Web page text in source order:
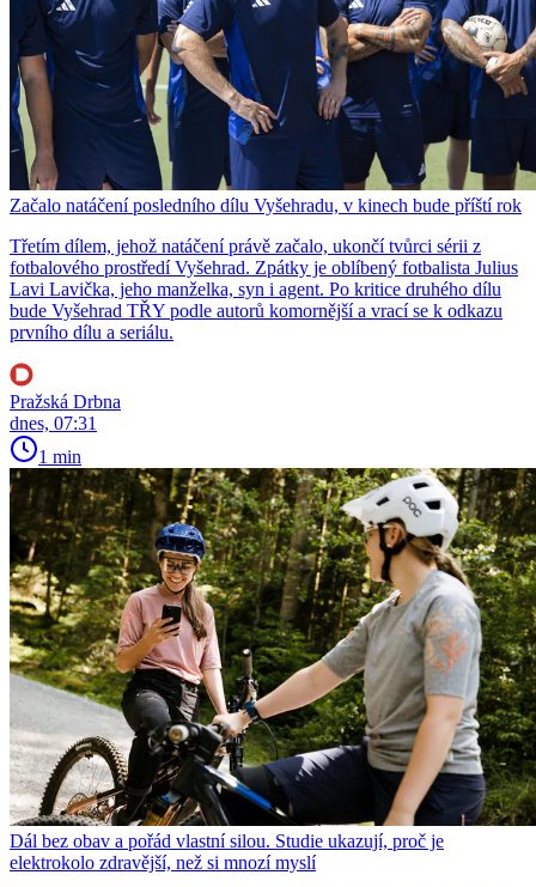
Začalo natáčení posledního dílu Vyšehradu, v kinech bude příští rok
Třetím dílem, jehož natáčení právě začalo, ukončí tvůrci sérii z
fotbalového prostředí Vyšehrad. Zpátky je oblíbený fotbalista Julius
Lavi Lavička, jeho manželka, syn i agent. Po kritice druhého dílu
bude Vyšehrad TŘY podle autorů komornější a vrací se k odkazu
prvního dílu a seriálu.
Pražská Drbna
dnes, 07:31
1 min
Dál bez obav a pořád vlastní silou. Studie ukazují, proč je
elektrokolo zdravější, než si mnozí myslí